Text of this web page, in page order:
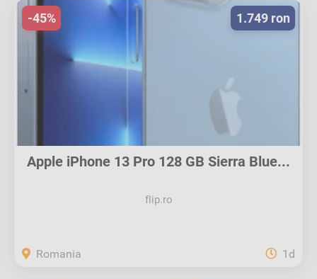
Apple iPhone 13 Pro 128 GB Sierra Blue...
flip.ro
1.749 ron
-45%
Romania 1d